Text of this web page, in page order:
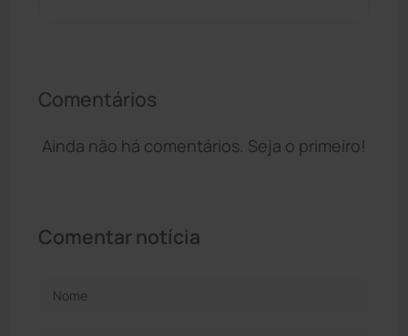
Comentários
Ainda não há comentários. Seja o primeiro!
Comentar notícia